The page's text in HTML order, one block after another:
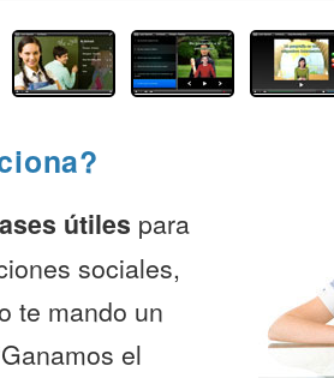
útiles para
sociales,
te mando un
el